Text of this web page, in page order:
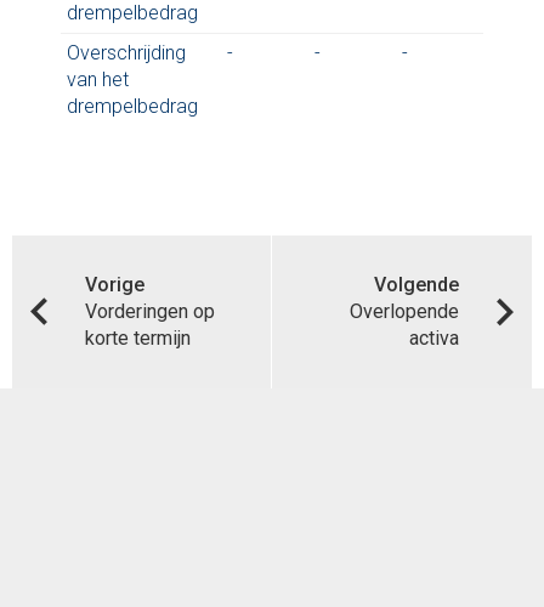
drempelbedrag
Overschrijding
van het
drempelbedrag
- - -
Vorige
Vorderingen op
korte termijn
Volgende
Overlopende
activa